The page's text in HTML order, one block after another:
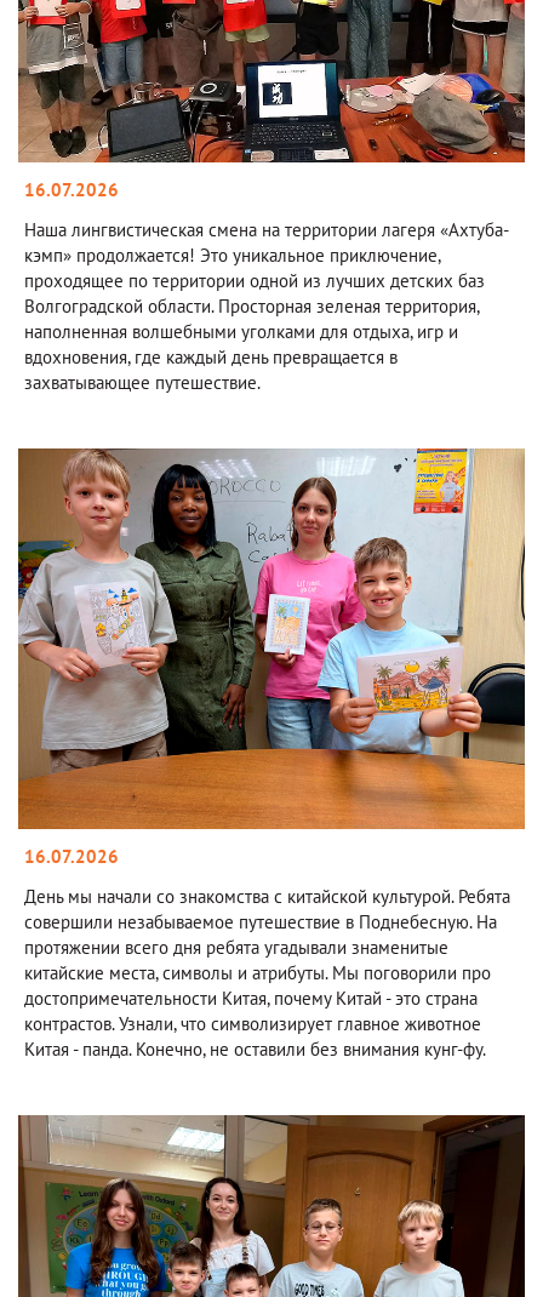
16.07.2026
Наша лингвистическая смена на территории лагеря «Ахтуба-
кэмп» продолжается! Это уникальное приключение,
проходящее по территории одной из лучших детских баз
Волгоградской области. Просторная зеленая территория,
наполненная волшебными уголками для отдыха, игр и
вдохновения, где каждый день превращается в
захватывающее путешествие.
16.07.2026
День мы начали со знакомства с китайской культурой. Ребята
совершили незабываемое путешествие в Поднебесную. На
протяжении всего дня ребята угадывали знаменитые
китайские места, символы и атрибуты. Мы поговорили про
достопримечательности Китая, почему Китай - это страна
контрастов. Узнали, что символизирует главное животное
Китая - панда. Конечно, не оставили без внимания кунг-фу.